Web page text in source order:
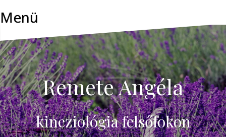
to
Menü
Remete Angéla
kineziológia felsőfokon